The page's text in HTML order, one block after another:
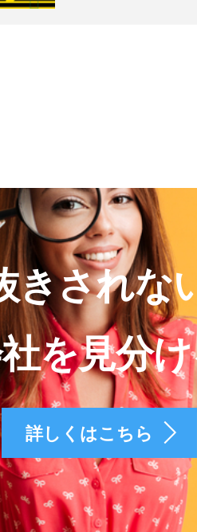
されな
を見分
詳しくはこちら